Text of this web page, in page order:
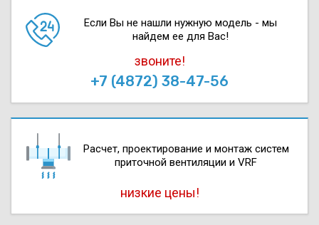
Если Вы не нашли нужную модель - мы
найдем ее для Вас!
звоните!
+7 (4872) 38-47-56
Расчет, проектирова­ние и монтаж систем
приточной вентиляции и VRF
низкие цены!